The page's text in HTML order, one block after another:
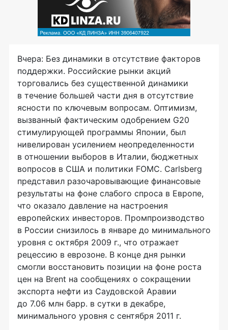
Вчера: Без динамики в отсутствие факторов
поддержки. Российские рынки акций
торговались без существенной динамики
в течение большей части дня в отсутствие
ясности по ключевым вопросам. Оптимизм,
вызванный фактическим одобрением G20
стимулирующей программы Японии, был
нивелирован усилением неопределенности
в отношении выборов в Италии, бюджетных
вопросов в США и политики FOMC. Carlsberg
представил разочаровывающие финансовые
результаты на фоне слабого спроса в Европе,
что оказало давление на настроения
европейских инвесторов. Промпроизводство
в России снизилось в январе до минимального
уровня с октября 2009 г., что отражает
рецессию в еврозоне. В конце дня рынки
смогли восстановить позиции на фоне роста
цен на Brent на сообщениях о сокращении
экспорта нефти из Саудовской Аравии
до 7.06 млн барр. в сутки в декабре,
минимального уровня с сентября 2011 г.